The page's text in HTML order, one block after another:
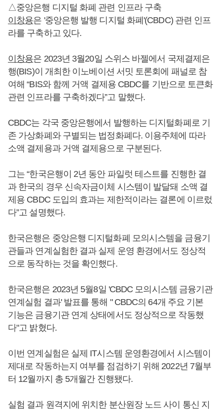
△중앙은행 디지털 화폐 관련 인프라 구축
이창용은 '중앙은행 발행 디지털 화폐'(CBDC) 관련 인프
라를 구축하고 있다.
이창용은 2023년 3월20일 스위스 바젤에서 국제결제은
행(BIS)이 개최한 이노베이션 서밋 토론회에 패널로 참
여해 “BIS와 함께 거액 결제용 CBDC를 기반으로 토큰화
관련 인프라를 구축하겠다”고 말했다.
CBDC는 각국 중앙은행에서 발행하는 디지털화폐로 기
존 가상화폐와 구별되는 법정화폐다. 이용주체에 따라
소액 결제용과 거액 결제용으로 구분된다.
그는 “한국은행이 2년 동안 파일럿 테스트를 진행한 결
과 한국의 경우 신속자금이체 시스템이 발달돼 소액 결
제용 CBDC 도입의 효과는 제한적이라는 결론에 이르렀
다”고 설명했다.
한국은행은 중앙은행 디지털화폐 모의시스템을 금융기
관들과 연계실험한 결과 실제 운영 환경에서도 정상적
으로 동작하는 것을 확인했다.
한국은행은 2023년 5월8일 'CBDC 모의시스템 금융기관
연계실험 결과' 발표를 통해 " CBDC의 64개 주요 기본
기능은 금융기관 연계 상태에서도 정상적으로 작동했
다"고 밝혔다.
이번 연계실험은 실제 IT시스템 운영환경에서 시스템이
제대로 작동하는지 여부를 점검하기 위해 2022년 7월부
터 12월까지 총 5개월간 진행됐다.
실험 결과 원격지에 위치한 분산원장 노드 사이 통신 지